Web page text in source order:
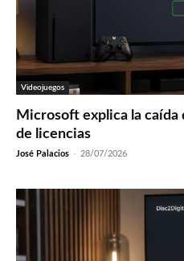
Videojuegos
Microsoft explica la
de licencias
José Palacios - 28/07/2026